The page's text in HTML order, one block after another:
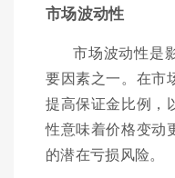
市场波动性
市场波动性是
要因素之一。在市
提高保证金比例，
性意味着价格变动
的潜在亏损风险。